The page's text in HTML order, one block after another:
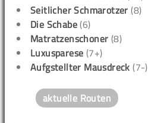
Seitlicher Schmarotzer (8)
Die Schabe (6)
Matratzenschoner (8)
Luxusparese (7+)
Aufgstellter Mausdreck (7-)
aktuelle Routen